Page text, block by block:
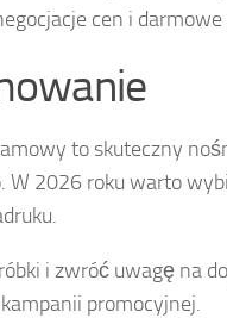
cen i
to skuteczny
W 2026 roku warto
i zwróć uwagę na
promocyjnej.